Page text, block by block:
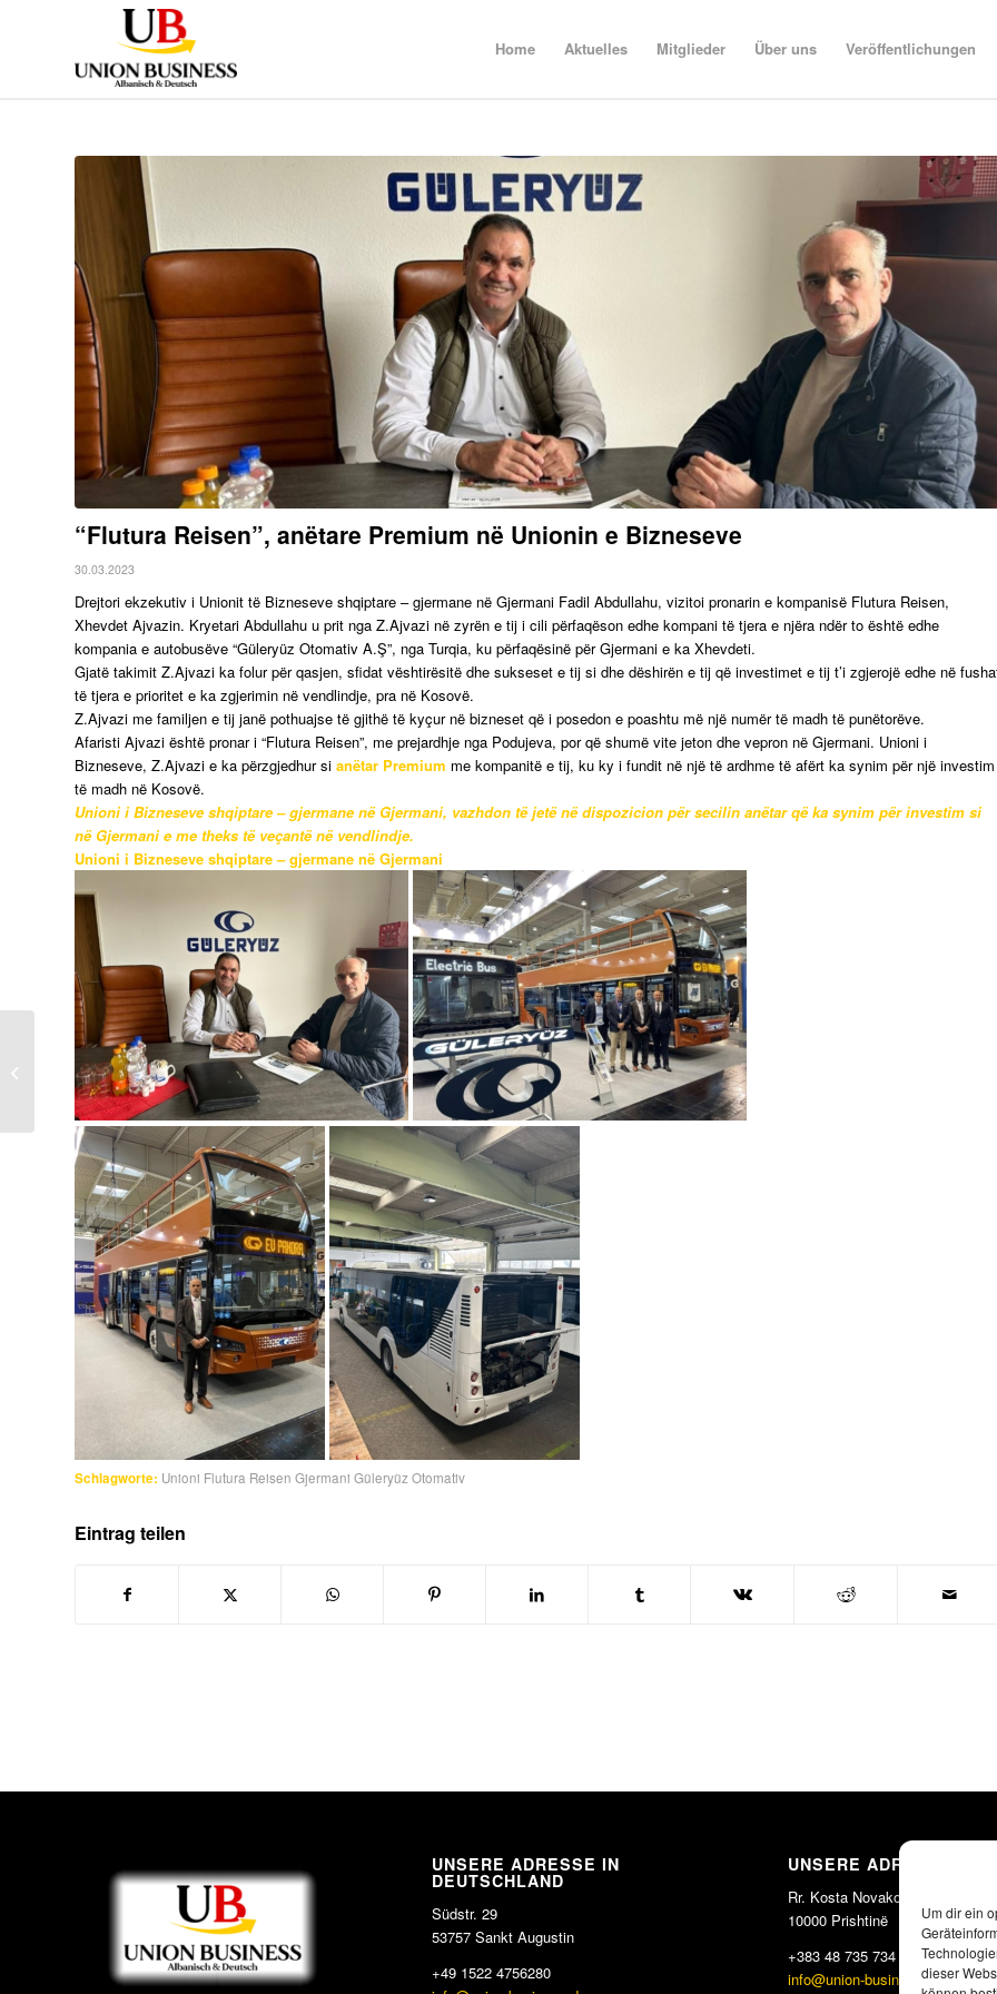
Um dir ein
dieser
Home Aktuelles Mitglieder Über uns Veröffentlichungen
“Flutura Reisen”, anëtare Premium në Unionin e Bizneseve
30.03.2023
Drejtori ekzekutiv i Unionit të Bizneseve shqiptare – gjermane në Gjermani Fadil Abdullahu, vizitoi pronarin e kompanisë Flutura Reisen,
Xhevdet Ajvazin. Kryetari Abdullahu u prit nga Z.Ajvazi në zyrën e tij i cili përfaqëson edhe kompani të tjera e njëra ndër to është edhe
kompania e autobusëve “Güleryüz Otomativ A.Ş”, nga Turqia, ku përfaqësinë për Gjermani e ka Xhevdeti.
Gjatë takimit Z.Ajvazi ka folur për qasjen, sfidat vështirësitë dhe sukseset e tij si dhe dëshirën e tij që investimet e tij t’i zgjerojë edhe në
të tjera e prioritet e ka zgjerimin në vendlindje, pra në Kosovë.
Z.Ajvazi me familjen e tij janë pothuajse të gjithë të kyçur në bizneset që i posedon e poashtu më një numër të madh të punëtorëve.
Afaristi Ajvazi është pronar i “Flutura Reisen”, me prejardhje nga Podujeva, por që shumë vite jeton dhe vepron në Gjermani. Unioni i
Bizneseve, Z.Ajvazi e ka përzgjedhur si anëtar Premium me kompanitë e tij, ku ky i fundit në një të ardhme të afërt ka synim për një investim
të madh në Kosovë.
Unioni i Bizneseve shqiptare – gjermane në Gjermani, vazhdon të jetë në dispozicion për secilin anëtar që ka synim për investim si
në Gjermani e me theks të veçantë në vendlindje.
Unioni i Bizneseve shqiptare – gjermane në Gjermani
Schlagworte: Unioni Flutura Reisen Gjermani Güleryüz Otomativ
Eintrag teilen
UNSERE ADRESSE IN
DEUTSCHLAND
Südstr. 29
53757 Sankt Augustin
+49 1522 4756280
UNSERE ADRESSE IM
Rr. Kosta Novakoviq,
10000 Prishtinë
+383 48 735 734
info@union-business.de
Dhoma e Biznesit të
Diasporës Shqiptare
dhe Organizata
GERMIN, vizitojnë...